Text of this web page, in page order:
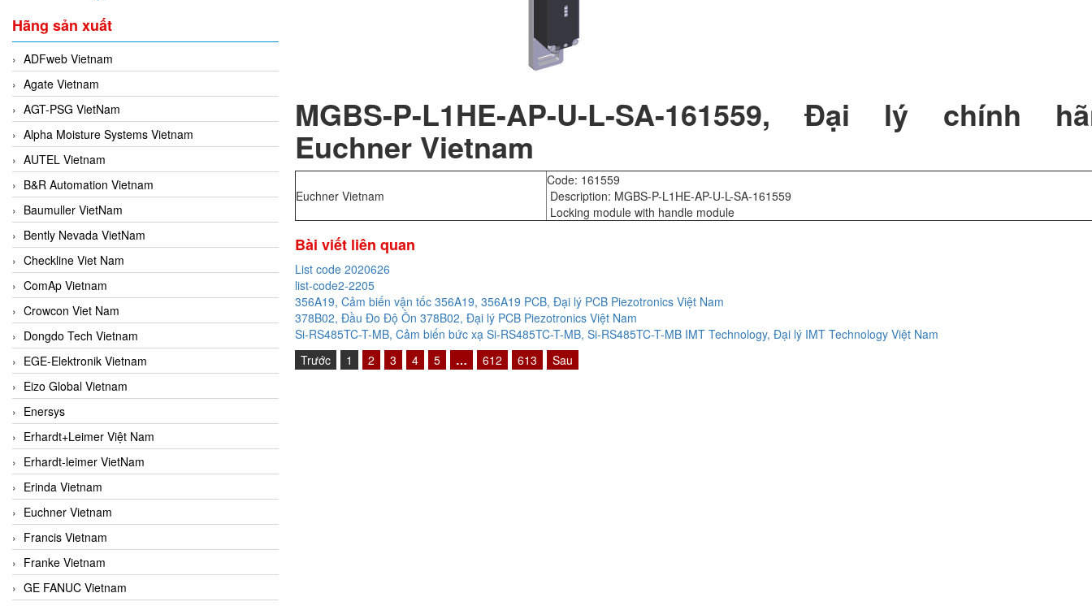
Hãng sản xuất
ADFweb Vietnam
Agate Vietnam
AGT-PSG VietNam
Alpha Moisture Systems Vietnam
AUTEL Vietnam
B&R Automation Vietnam
Baumuller VietNam
Bently Nevada VietNam
Checkline Viet Nam
ComAp Vietnam
Crowcon Viet Nam
Dongdo Tech Vietnam
EGE-Elektronik Vietnam
Eizo Global Vietnam
Enersys
Erhardt+Leimer Việt Nam
Erhardt-leimer VietNam
Erinda Vietnam
Euchner Vietnam
Francis Vietnam
Franke Vietnam
GE FANUC Vietnam
MGBS-P-L1HE-AP-U-L-SA-161559, Đại lý chính
Euchner Vietnam
Euchner Vietnam
Code: 161559
Description: MGBS-P-L1HE-AP-U-L-SA-161559
Locking module with handle module
Bài viết liên quan
List code 2020626
list-code2-2205
356A19, Cảm biến vận tốc 356A19, 356A19 PCB, Đại lý PCB Piezotronics Việt Nam
378B02, Đầu Đo Độ Ồn 378B02, Đại lý PCB Piezotronics Việt Nam
Si-RS485TC-T-MB, Cảm biến bức xạ Si-RS485TC-T-MB, Si-RS485TC-T-MB IMT Technology, Đại lý IMT Technology Việt Nam
Trước
1 2 3 4 5 … 612 613 Sau